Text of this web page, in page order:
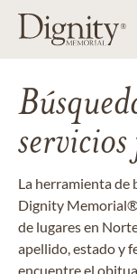
La herramienta de
Dignity Memorial®
de lugares en
apellido, estado y
encuentre el